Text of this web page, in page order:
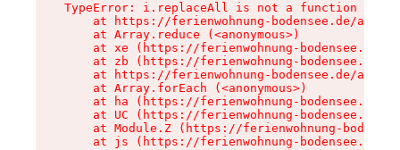
TypeError: i.replaceAll is not a function
at https://ferienwohnung-bodensee.de/
    at Array.reduce (<anonymous>)
at xe (https://ferienwohnung-bodensee.de/
at zb (https://ferienwohnung-bodensee.de/
at https://ferienwohnung-bodensee.de/
    at Array.forEach (<anonymous>)
at ha (https://ferienwohnung-bodensee.de/
at UC (https://ferienwohnung-bodensee.de/
at Module.Z (https://ferienwohnung-
at js (https://ferienwohnung-bodensee.de/